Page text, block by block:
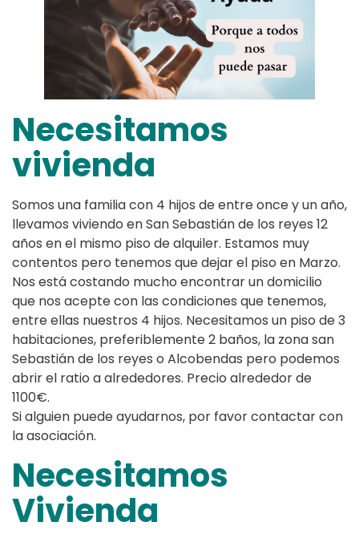
Necesitamos
vivienda
Somos una familia con 4 hijos de entre once y un año,
llevamos viviendo en San Sebastián de los reyes 12
años en el mismo piso de alquiler. Estamos muy
contentos pero tenemos que dejar el piso en Marzo.
Nos está costando mucho encontrar un domicilio
que nos acepte con las condiciones que tenemos,
entre ellas nuestros 4 hijos. Necesitamos un piso de 3
habitaciones, preferiblemente 2 baños, la zona san
Sebastián de los reyes o Alcobendas pero podemos
abrir el ratio a alrededores. Precio alrededor de
1100€.
Si alguien puede ayudarnos, por favor contactar con
la asociación.
Necesitamos
Vivienda